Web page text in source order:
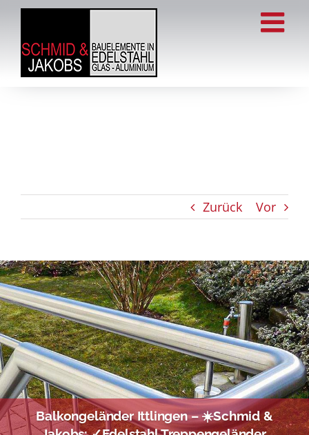
Zum
springen
Zurück Vor
Balkongeländer Ittlingen – ☀️Schmid &